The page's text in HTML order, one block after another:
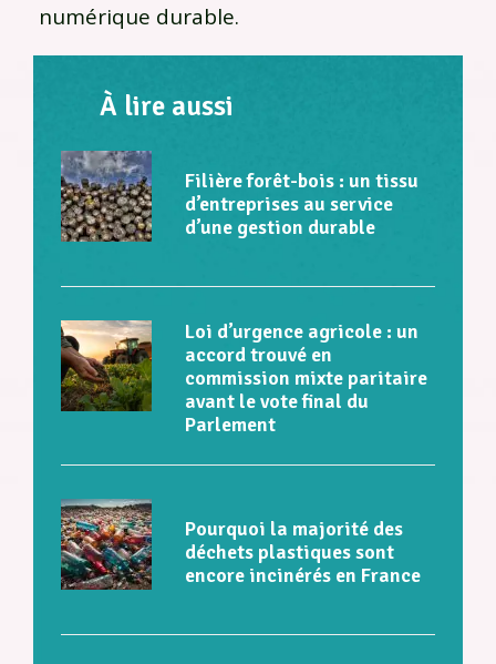
numérique durable.
À lire aussi
Filière forêt-bois : un tissu
d’entreprises au service
d’une gestion durable
Loi d’urgence agricole : un
accord trouvé en
commission mixte paritaire
avant le vote final du
Parlement
Pourquoi la majorité des
déchets plastiques sont
encore incinérés en France